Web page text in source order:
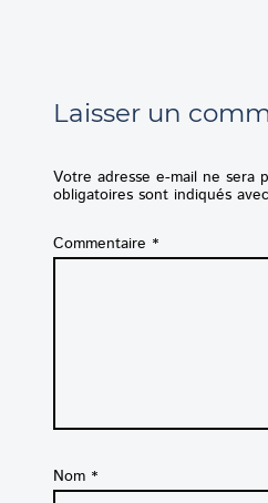
Laisser un
Votre adresse e-mail ne sera
obligatoires sont indiqués avec
Commentaire *
Nom *